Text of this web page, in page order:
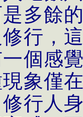
多餘
行，
個感
象僅
行人